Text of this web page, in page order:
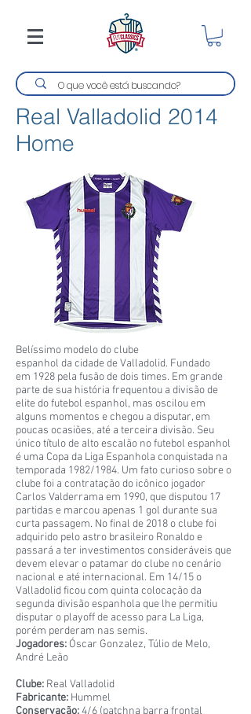
Real Valladolid 2014
Home
Belíssimo modelo do clube
espanhol da cidade de Valladolid. Fundado
em 1928 pela fusão de dois times. Em grande
parte de sua história frequentou a divisão de
elite do futebol espanhol, mas oscilou em
alguns momentos e chegou a disputar, em
poucas ocasiões, até a terceira divisão. Seu
único título de alto escalão no futebol espanhol
é uma Copa da Liga Espanhola conquistada na
temporada 1982/1984. Um fato curioso sobre o
clube foi a contratação do icônico jogador
Carlos Valderrama em 1990, que disputou 17
partidas e marcou apenas 1 gol durante sua
curta passagem. No final de 2018 o clube foi
adquirido pelo astro brasileiro Ronaldo e
passará a ter investimentos consideráveis que
devem elevar o patamar do clube no cenário
nacional e até internacional. Em 14/15 o
Valladolid ficou com quinta colocação da
segunda divisão espanhola que lhe permitiu
disputar o playoff de acesso para La Liga,
porém perderam nas semis.
Jogadores: Óscar Gonzalez, Túlio de Melo,
André Leão
Clube: Real Valladolid
Fabricante: Hummel
Conservação:4/6 (patchna barra frontal